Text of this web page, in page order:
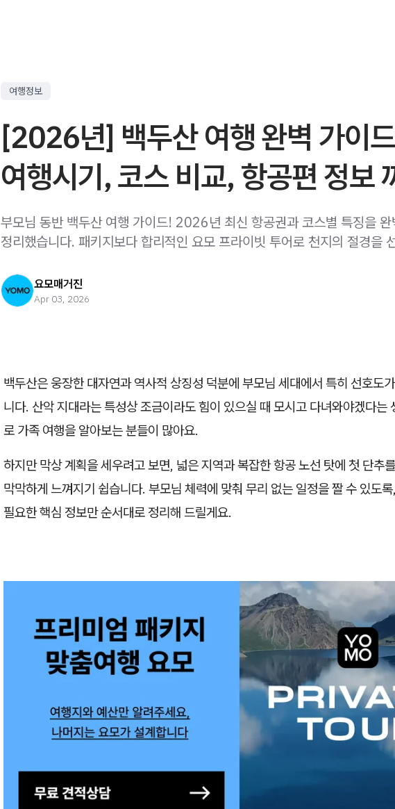
여행정보
[2026년] 백두산 여행 완벽 가이
여행시기, 코스 비교, 항공편 정보
부모님 동반 백두산 여행 가이드! 2026년 최신 항공권과 코스별 특징을 완
정리했습니다. 패키지보다 합리적인 요모 프라이빗 투어로 천지의 절경을
요모매거진
Apr 03, 2026
백두산은 웅장한 대자연과 역사적 상징성 덕분에 부모님 세대에서 특히 선호도
니다. 산악 지대라는 특성상 조금이라도 힘이 있으실 때 모시고 다녀와야겠다는
로 가족 여행을 알아보는 분들이 많아요.
하지만 막상 계획을 세우려고 보면, 넓은 지역과 복잡한 항공 노선 탓에 첫 단추
막막하게 느껴지기 쉽습니다. 부모님 체력에 맞춰 무리 없는 일정을 짤 수 있도
필요한 핵심 정보만 순서대로 정리해 드릴게요.